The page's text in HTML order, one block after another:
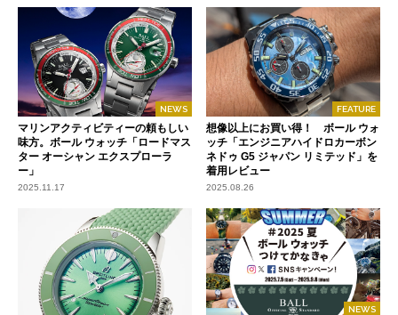
NEWS
マリンアクティビティーの頼もしい
味方。ボール ウォッチ「ロードマス
ター オーシャン エクスプローラ
ー」
2025.11.17
FEATURE
想像以上にお買い得！ ボール ウォ
ッチ「エンジニアハイドロカーボン
ネドゥ G5 ジャパン リミテッド」を
着用レビュー
2025.08.26
NEWS